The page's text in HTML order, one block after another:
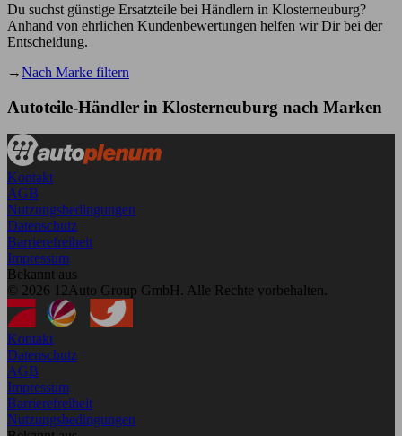
Du suchst günstige Ersatzteile bei Händlern in Klosterneuburg?
Anhand von ehrlichen Kundenbewertungen helfen wir Dir bei der
Entscheidung.
→Nach Marke filtern
Autoteile-Händler in Klosterneuburg nach Marken
Kontakt
AGB
Nutzungsbedingungen
Datenschutz
Barrierefreiheit
Impressum
Bekannt aus
© 2026 12Auto Group GmbH. Alle Rechte vorbehalten.
Kontakt
Datenschutz
AGB
Impressum
Barrierefreiheit
Nutzungsbedingungen